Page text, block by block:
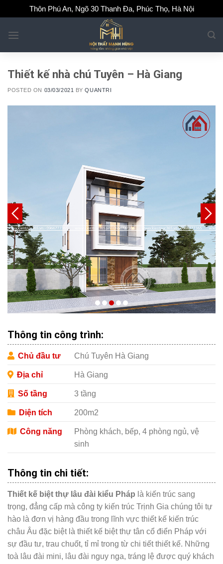
to
content
Thôn Phú An, Ngõ 30 Thanh Đa, Phúc Thọ, Hà Nội
Thiết kế nhà chú Tuyên – Hà Giang
POSTED ON 03/03/2021 BYQUANTRI
Thông tin công trình:
Chủ đầu tư Chú Tuyên Hà Giang
Địa chỉ Hà Giang
Số tầng 3 tầng
Diện tích 200m2
Công năng
Phòng khách, bếp, 4 phòng ngủ, vệ
sinh
Thông tin chi tiết:
Thiết kế biệt thự lâu đài kiểu Pháp là kiến trúc sang
trọng, đẳng cấp mà công ty kiến trúc Trịnh Gia chúng tôi tự
hào là đơn vị hàng đầu trong lĩnh vực thiết kế kiến trúc
châu Âu đặc biệt là thiết kế biệt thự tân cổ điển Pháp với
sự đầu tư, trau chuốt, tỉ mỉ trong từ chi tiết thiết kế. Những
toà lâu đài mini, lâu đài nguy nga, tráng lệ được quý khách